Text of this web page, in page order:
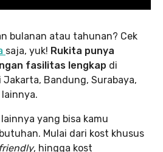
bulanan atau tahunan? Cek
saja, yuk! Rukita punya
fasilitas lengkap di
Jakarta, Bandung, Surabaya,
yang bisa kamu
Mulai dari kost khusus
, hingga kost